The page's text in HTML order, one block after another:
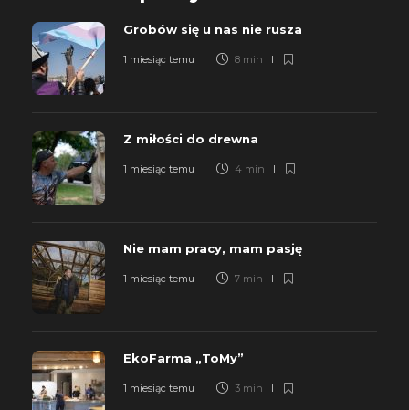
Grobów się u nas nie rusza
1 miesiąc temu 8 min
Z miłości do drewna
1 miesiąc temu 4 min
Nie mam pracy, mam pasję
1 miesiąc temu 7 min
EkoFarma „ToMy”
1 miesiąc temu 3 min